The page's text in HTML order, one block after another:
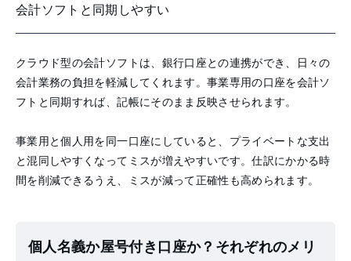
会計ソフトと同期しやすい
クラウド型の会計ソフトは、銀行口座との連携ができ、日々の
会計業務の負担を軽減してくれます。事業専用の口座を会計ソ
フトと同期すれば、記帳にそのまま反映させられます。
事業用と個人用を同一口座にしていると、プライベートな支出
と混同しやすくなってミスが増えやすいです。仕訳にかかる時
間を削減できるうえ、ミスが減って正確性も高められます。
個人名義か屋号付き口座か？それぞれのメリ